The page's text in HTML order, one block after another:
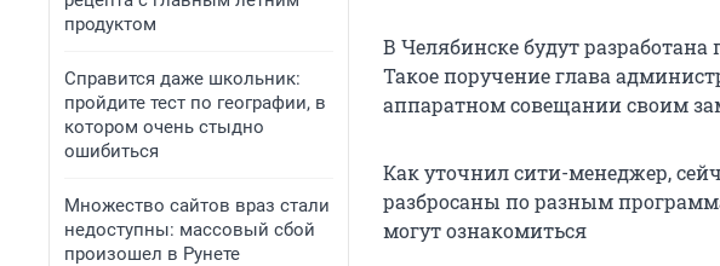
продуктом
Справится даже школьник:
пройдите тест по географии, в
котором очень стыдно
ошибиться
Множество сайтов враз стали
недоступны: массовый сбой
произошел в Рунете
В Челябинске будут
Такое поручение глава
аппаратном совещании своим
Как уточнил сити-менеджер,
разбросаны по разным
могут ознакомиться